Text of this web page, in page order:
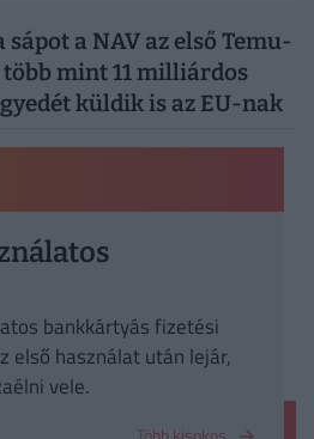
sápot a NAV az első Temu-
mint 11 milliárdos
küldik is az EU-nak
bankkártyás fizetési
első használat után lejár,
vele.